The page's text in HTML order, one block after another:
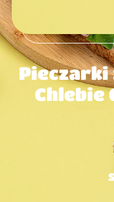
Pieczarki
Chlebie